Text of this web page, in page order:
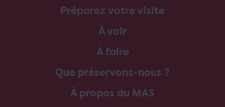
Préparez votre visite
À voir
À faire
Que préservons-nous ?
À propos du MAS